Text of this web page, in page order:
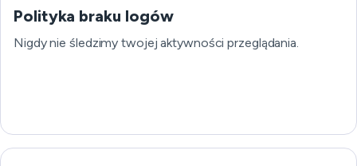
Polityka braku logów
Nigdy nie śledzimy twojej aktywności przeglądania.